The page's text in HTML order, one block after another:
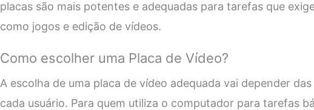
placas são mais potentes e adequadas para tarefas que
como jogos e edição de vídeos.
Como escolher uma Placa de Vídeo?
A escolha de uma placa de vídeo adequada vai depender
cada usuário. Para quem utiliza o computador para tarefas